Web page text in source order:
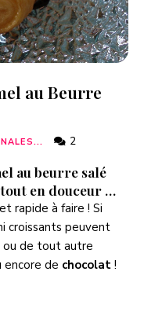
au Beurre
2
au beurre salé
en douceur …
rapide à faire ! Si
croissants peuvent
ou de tout autre
encore de chocolat !